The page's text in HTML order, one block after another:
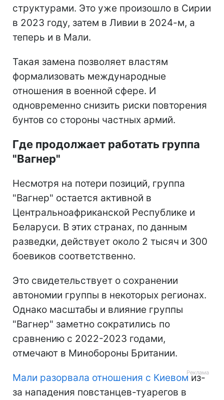
структурами. Это уже произошло в Сирии
в 2023 году, затем в Ливии в 2024-м, а
теперь и в Мали.
Такая замена позволяет властям
формализовать международные
отношения в военной сфере. И
одновременно снизить риски повторения
бунтов со стороны частных армий.
Где продолжает работать группа
"Вагнер"
Несмотря на потери позиций, группа
"Вагнер" остается активной в
Центральноафриканской Республике и
Беларуси. В этих странах, по данным
разведки, действует около 2 тысяч и 300
боевиков соответственно.
Это свидетельствует о сохранении
автономии группы в некоторых регионах.
Однако масштабы и влияние группы
"Вагнер" заметно сократились по
сравнению с 2022-2023 годами,
отмечают в Минобороны Британии.
Мали разорвала отношения с Киевом из-
за нападения повстанцев-туарегов в